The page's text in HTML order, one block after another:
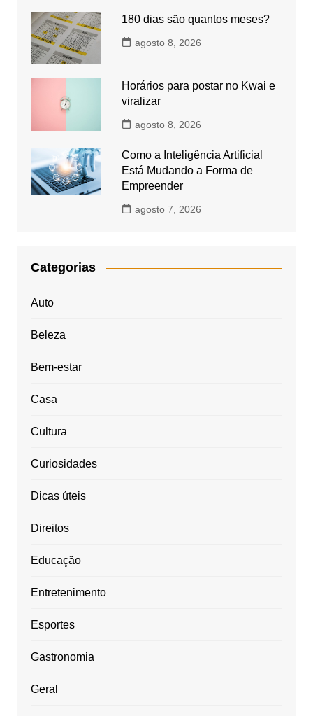
180 dias são quantos meses?
agosto 8, 2026
Horários para postar no Kwai e
viralizar
agosto 8, 2026
Como a Inteligência Artificial
Está Mudando a Forma de
Empreender
agosto 7, 2026
Categorias
Auto
Beleza
Bem-estar
Casa
Cultura
Curiosidades
Dicas úteis
Direitos
Educação
Entretenimento
Esportes
Gastronomia
Geral